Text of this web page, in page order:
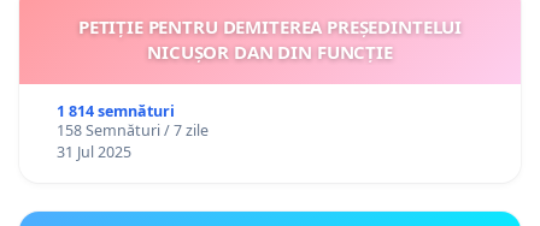
PETIȚIE PENTRU DEMITEREA PREȘEDINTELUI
NICUȘOR DAN DIN FUNCȚIE
1 814 semnături
158 Semnături / 7 zile
31 Jul 2025